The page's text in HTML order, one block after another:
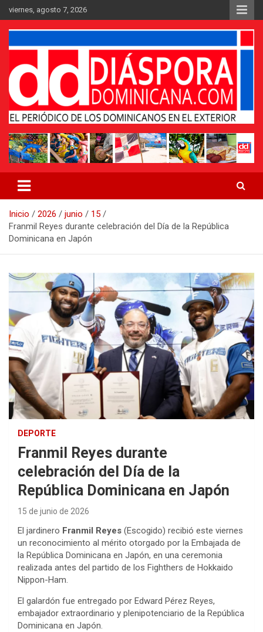
Saltar
al
contenido
viernes, agosto 7, 2026
Periódico Diáspora Dominicana
Inicio 2026 junio
15
Franmil Reyes durante celebración del Día de la República
Dominicana en Japón
DEPORTE
Franmil Reyes durante
celebración del Día de la
República Dominicana en Japón
15 de junio de 2026
El jardinero Franmil Reyes (Escogido) recibió este viernes
un reconocimiento al mérito otorgado por la Embajada de
la República Dominicana en Japón, en una ceremonia
realizada antes del partido de los Fighthers de Hokkaido
Nippon-Ham.
El galardón fue entregado por Edward Pérez Reyes,
embajador extraordinario y plenipotenciario de la República
Dominicana en Japón.